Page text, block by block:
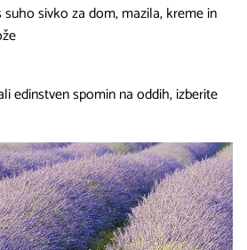
suho sivko za dom, mazila, kreme in
edinstven spomin na oddih, izberite